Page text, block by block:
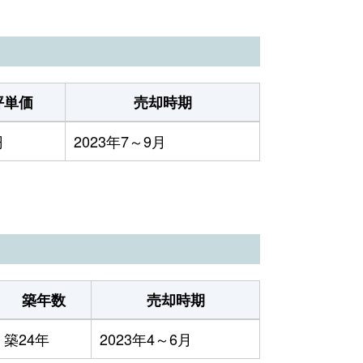
単価
売却時期
2023年7～9月
築年数
売却時期
築24年 2023年4～6月